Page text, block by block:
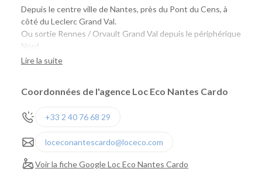
Depuis le centre ville de Nantes, près du Pont du Cens, à
côté du Leclerc Grand Val.
Ou sortie Rennes / Orvault Grand Val depuis le périphérique
Nord.
Naolib : Le Cardo (Tramway 2, Bus 50, 89, C2)
Lire la suite
Coordonnées de l'agence Loc Eco Nantes Cardo
+33 2 40 76 68 29
loceconantescardo@loceco.com
Voir la fiche Google Loc Eco Nantes Cardo